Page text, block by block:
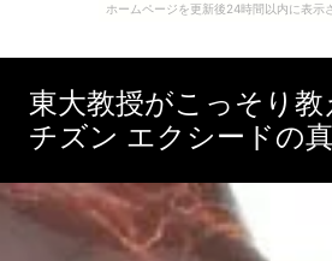
ホームページを更新後24時間以内に表示
東大教授がこっそり
チズン エクシードの